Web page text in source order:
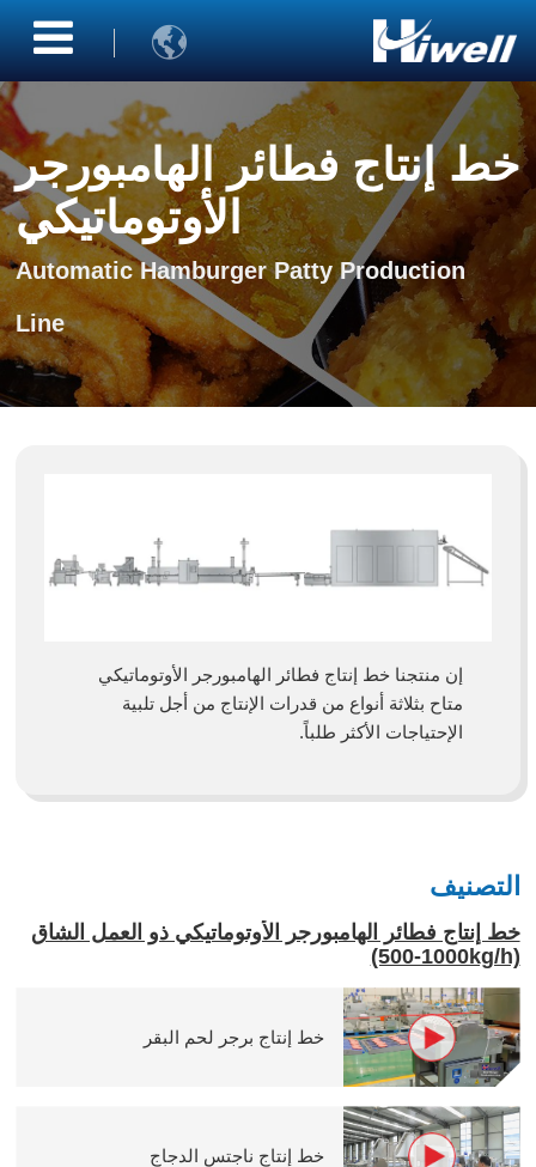

خط إنتاج فطائر الهامبورجر
الأوتوماتيكي
Automatic Hamburger Patty Production
Line
إن منتجنا خط إنتاج فطائر الهامبورجر الأوتوماتيكي
متاح بثلاثة أنواع من قدرات الإنتاج من أجل تلبية
الإحتياجات الأكثر طلباً.
التصنيف
خط إنتاج فطائر الهامبورجر الأوتوماتيكي ذو العمل الشاق
(500-1000kg/h)
خط إنتاج برجر لحم البقر
خط إنتاج ناجتس الدجاج